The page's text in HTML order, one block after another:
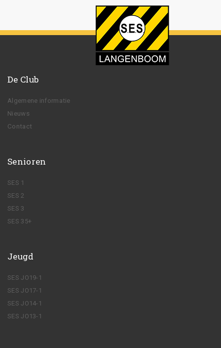
De Club
Algemene informatie
Nieuws
Contact
Senioren
SES 1
SES 2
SES 3
SES 35+
Jeugd
SES JO19-1
SES JO17-1
SES JO14-1
SES JO13-1